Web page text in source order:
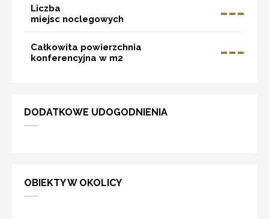
Liczba
miejsc noclegowych
---
Całkowita powierzchnia
konferencyjna w m2
---
DODATKOWE UDOGODNIENIA
OBIEKTY W OKOLICY